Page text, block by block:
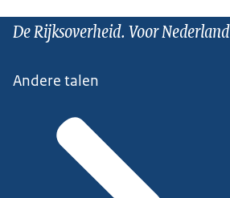
De Rijksoverheid. Voor Nederland
Andere talen